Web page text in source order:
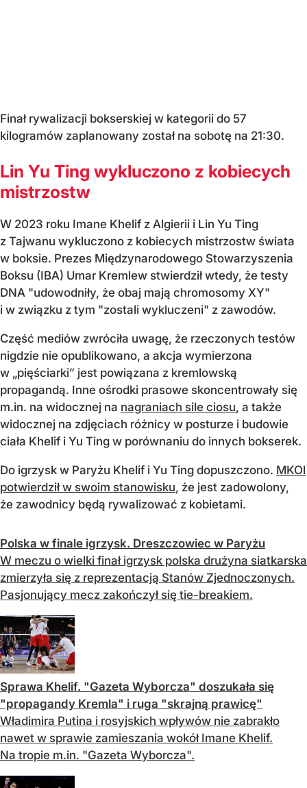
Finał rywalizacji bokserskiej w kategorii do 57
kilogramów zaplanowany został na sobotę na 21:30.
Lin Yu Ting wykluczono z kobiecych
mistrzostw
W 2023 roku Imane Khelif z Algierii i Lin Yu Ting
z Tajwanu wykluczono z kobiecych mistrzostw świata
w boksie. Prezes Międzynarodowego Stowarzyszenia
Boksu (IBA) Umar Kremlew stwierdził wtedy, że testy
DNA "udowodniły, że obaj mają chromosomy XY"
i w związku z tym "zostali wykluczeni" z zawodów.
Część mediów zwróciła uwagę, że rzeczonych testów
nigdzie nie opublikowano, a akcja wymierzona
w „pięściarki” jest powiązana z kremlowską
propagandą. Inne ośrodki prasowe skoncentrowały się
m.in. na widocznej na nagraniach sile ciosu, a także
widocznej na zdjęciach różnicy w posturze i budowie
ciała Khelif i Yu Ting w porównaniu do innych bokserek.
Do igrzysk w Paryżu Khelif i Yu Ting dopuszczono. MKOl
potwierdził w swoim stanowisku, że jest zadowolony,
że zawodnicy będą rywalizować z kobietami.
Polska w finale igrzysk. Dreszczowiec w Paryżu
W meczu o wielki finał igrzysk polska drużyna siatkarska
zmierzyła się z reprezentacją Stanów Zjednoczonych.
Pasjonujący mecz zakończył się tie-breakiem.
Sprawa Khelif. "Gazeta Wyborcza" doszukała się
"propagandy Kremla" i ruga "skrajną prawicę"
Władimira Putina i rosyjskich wpływów nie zabrakło
nawet w sprawie zamieszania wokół Imane Khelif.
Na tropie m.in. "Gazeta Wyborcza".